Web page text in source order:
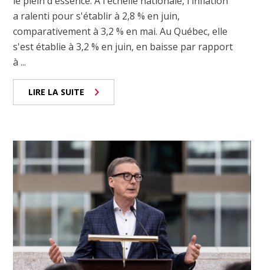
a ralenti pour s'établir à 2,8 % en juin,
comparativement à 3,2 % en mai. Au Québec, elle
s'est établie à 3,2 % en juin, en baisse par rapport
à ...
LIRE LA SUITE